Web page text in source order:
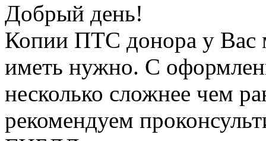
Добрый день!
Копии ПТС донора у
иметь нужно. С
несколько сложнее чем
рекомендуем